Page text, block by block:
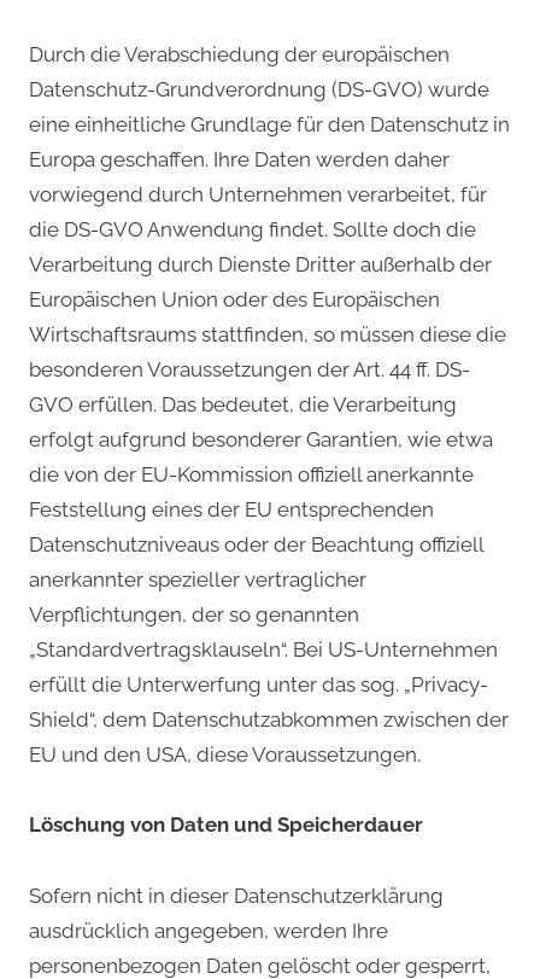
Durch die Verabschiedung der europäischen
Datenschutz-Grundverordnung (DS-GVO) wurde
eine einheitliche Grundlage für den Datenschutz in
Europa geschaffen. Ihre Daten werden daher
vorwiegend durch Unternehmen verarbeitet, für
die DS-GVO Anwendung findet. Sollte doch die
Verarbeitung durch Dienste Dritter außerhalb der
Europäischen Union oder des Europäischen
Wirtschaftsraums stattfinden, so müssen diese die
besonderen Voraussetzungen der Art. 44 ff. DS-
GVO erfüllen. Das bedeutet, die Verarbeitung
erfolgt aufgrund besonderer Garantien, wie etwa
die von der EU-Kommission offiziell anerkannte
Feststellung eines der EU entsprechenden
Datenschutzniveaus oder der Beachtung offiziell
anerkannter spezieller vertraglicher
Verpflichtungen, der so genannten
„Standardvertragsklauseln“. Bei US-Unternehmen
erfüllt die Unterwerfung unter das sog. „Privacy-
Shield“, dem Datenschutzabkommen zwischen der
EU und den USA, diese Voraussetzungen.
Löschung von Daten und Speicherdauer
Sofern nicht in dieser Datenschutzerklärung
ausdrücklich angegeben, werden Ihre
personenbezogen Daten gelöscht oder gesperrt,